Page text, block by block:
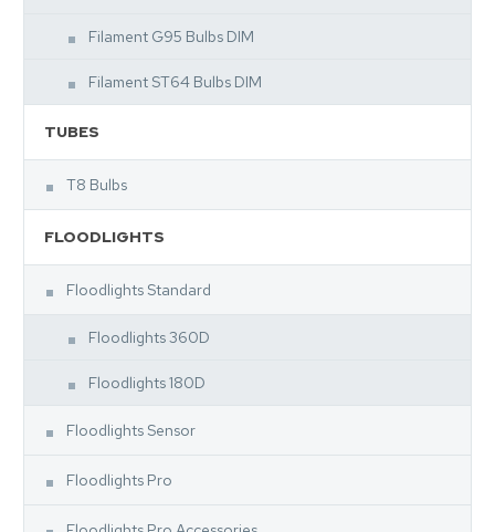
Filament G95 Bulbs DIM
Filament ST64 Bulbs DIM
TUBES
T8 Bulbs
FLOODLIGHTS
Floodlights Standard
Floodlights 360D
Floodlights 180D
Floodlights Sensor
Floodlights Pro